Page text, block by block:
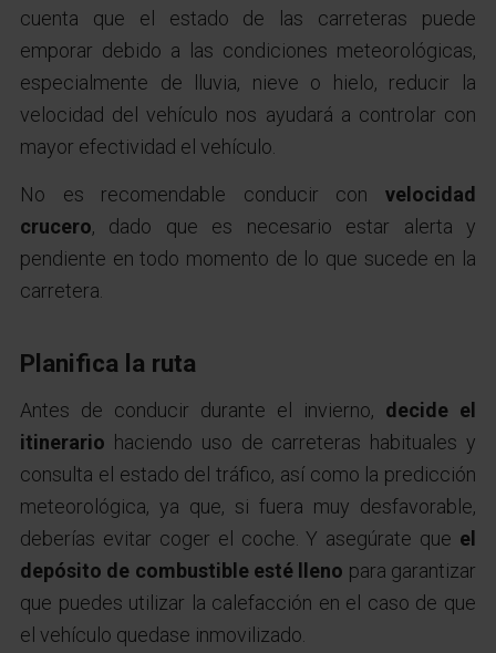
cuenta que el estado de las carreteras puede
emporar debido a las condiciones meteorológicas,
especialmente de lluvia, nieve o hielo, reducir la
velocidad del vehículo nos ayudará a controlar con
mayor efectividad el vehículo.
No es recomendable conducir con velocidad
crucero, dado que es necesario estar alerta y
pendiente en todo momento de lo que sucede en la
carretera.
Planifica la ruta
Antes de conducir durante el invierno, decide el
itinerario haciendo uso de carreteras habituales y
consulta el estado del tráfico, así como la predicción
meteorológica, ya que, si fuera muy desfavorable,
deberías evitar coger el coche. Y asegúrate que el
depósito de combustible esté lleno para garantizar
que puedes utilizar la calefacción en el caso de que
el vehículo quedase inmovilizado.